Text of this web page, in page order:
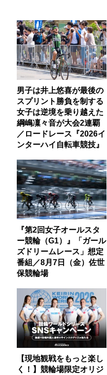
男子は井上悠喜が最後の
スプリント勝負を制する
女子は逆境を乗り越えた
綱嶋凜々音が大会2連覇
／ロードレース『2026イ
ンターハイ自転車競技』
『第2回女子オールスタ
ー競輪（G1）』「ガール
ズドリームレース」想定
番組／8月7日（金）佐世
保競輪場
【現地観戦をもっと楽し
く！】競輪場限定オリジ